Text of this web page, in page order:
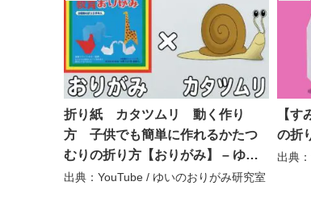
折り紙 カタツムリ 動く作り
方 子供でも簡単に作れるかたつ
むりの折り方【おりがみ】 – ゆい
のおりがみ研究室
出典：YouTube / ゆいのおりがみ研究室
【
の折
出典